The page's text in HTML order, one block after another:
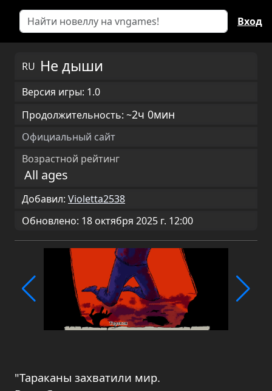
Вход
RU Не дыши
Версия игры: 1.0
Продолжительность: ~2ч 0мин
Официальный сайт
Возрастной рейтинг
All ages
Добавил: Violetta2538
Обновлено: 18 октября 2025 г. 12:00
"Тараканы захватили мир.